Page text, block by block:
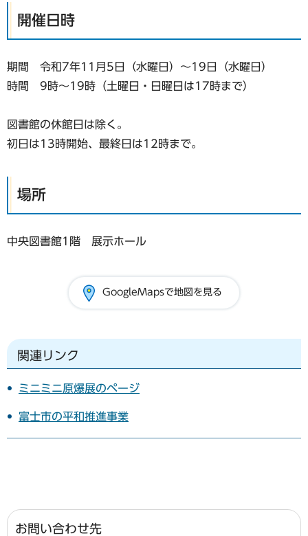
開催日時
期間 令和7年11月5日（水曜日）～19日（水曜日）
時間 9時～19時（土曜日・日曜日は17時まで）
図書館の休館日は除く。
初日は13時開始、最終日は12時まで。
場所
中央図書館1階 展示ホール
GoogleMapsで地図を見る
関連リンク
ミニミニ原爆展のページ
富士市の平和推進事業
お問い合わせ先